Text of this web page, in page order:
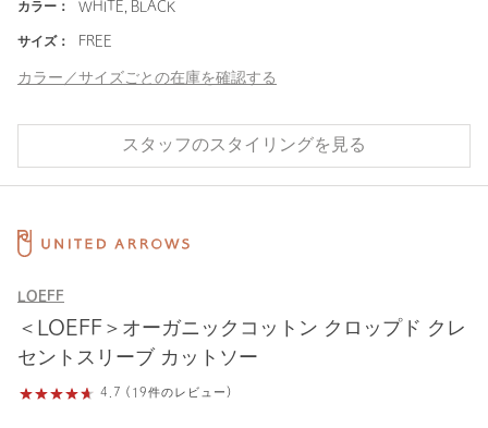
カラー： WHITE, BLACK
サイズ： FREE
カラー／サイズごとの在庫を確認する
スタッフのスタイリングを見る
LOEFF
＜LOEFF＞オーガニックコットン クロップド クレ
セントスリーブ カットソー
4.7 (19件のレビュー)